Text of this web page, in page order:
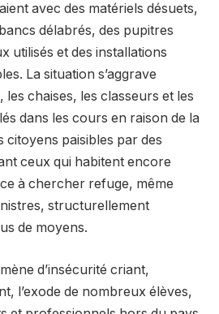
avec des matériels désuets,
délabrés, des pupitres
utilisés et des installations
La situation s’aggrave
les chaises, les classeurs et les
dans les cours en raison de la
citoyens paisibles par des
ceux qui habitent encore
à chercher refuge, même
structurellement
de moyens.
d’insécurité criant,
l’exode de nombreux élèves,